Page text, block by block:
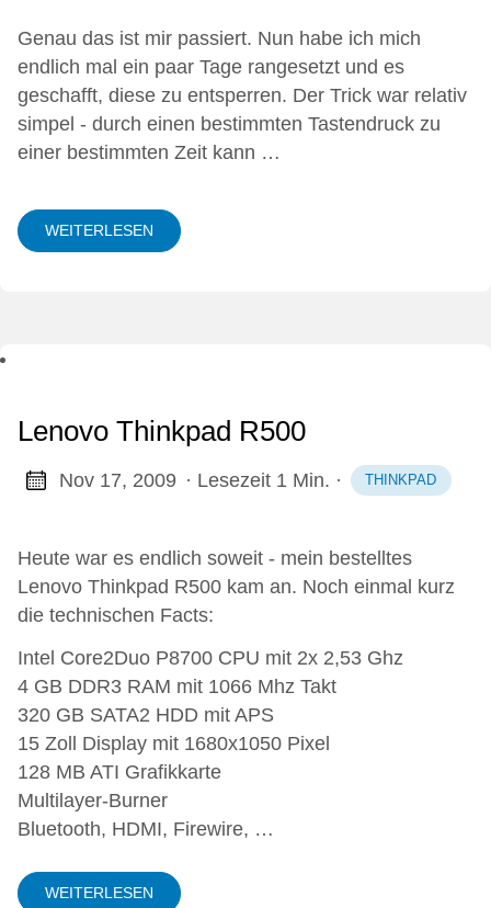
Genau das ist mir passiert. Nun habe ich mich
endlich mal ein paar Tage rangesetzt und es
geschafft, diese zu entsperren. Der Trick war relativ
simpel - durch einen bestimmten Tastendruck zu
einer bestimmten Zeit kann …
WEITERLESEN
Lenovo Thinkpad R500
Nov 17, 2009 · Lesezeit 1 Min. · THINKPAD
Heute war es endlich soweit - mein bestelltes
Lenovo Thinkpad R500 kam an. Noch einmal kurz
die technischen Facts:
Intel Core2Duo P8700 CPU mit 2x 2,53 Ghz
4 GB DDR3 RAM mit 1066 Mhz Takt
320 GB SATA2 HDD mit APS
15 Zoll Display mit 1680x1050 Pixel
128 MB ATI Grafikkarte
Multilayer-Burner
Bluetooth, HDMI, Firewire, …
WEITERLESEN